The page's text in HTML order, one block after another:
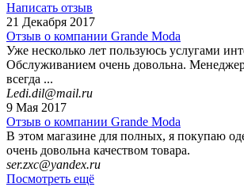
Написать отзыв
21 Декабря 2017
Отзыв о компании Grande Moda
Уже несколько лет пользуюсь услугами
Обслуживанием очень довольна.
всегда ...
Ledi.dil@mail.ru
9 Мая 2017
Отзыв о компании Grande Moda
В этом магазине для полных, я покупаю
очень довольна качеством товара.
ser.zxc@yandex.ru
Посмотреть ещё